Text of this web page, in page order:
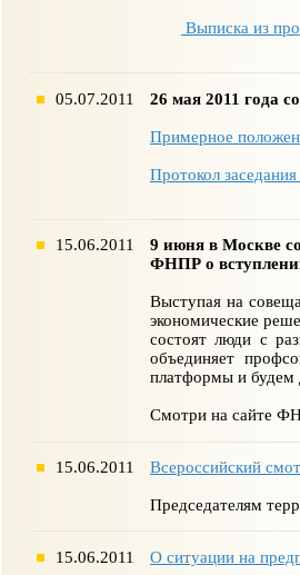
Выписка из
05.07.2011 26 мая 2011 года
Примерное
Протокол
15.06.2011
9 июня в Москве
ФНПР о
Выступая на
экономические
состоят люди с
объединяет
платформы и будем
Смотри на сайте
15.06.2011 Всероссийский
Председателям
15.06.2011 О ситуации на